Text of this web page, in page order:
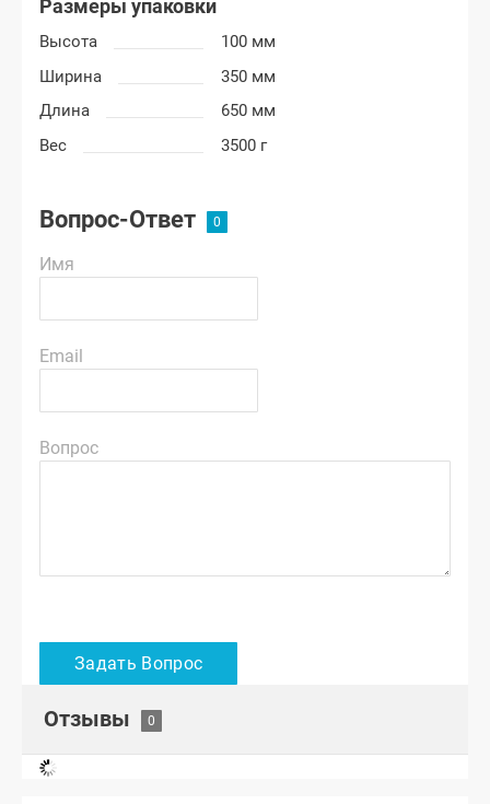
Размеры упаковки
Высота
100 мм
Ширина
350 мм
Длина
650 мм
Вес
3500 г
Вопрос-Ответ
Имя
Email
Вопрос
Отзывы